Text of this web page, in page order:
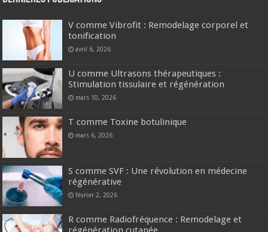
V comme Vibrofit : Remodelage corporel et
tonification
avril 6, 2026
U comme Ultrasons thérapeutiques :
Stimulation tissulaire et régénération
mars 10, 2026
T comme Toxine botulinique
mars 6, 2026
S comme SVF : Une révolution en médecine
régénérative
février 2, 2026
R comme Radiofréquence : Remodelage et